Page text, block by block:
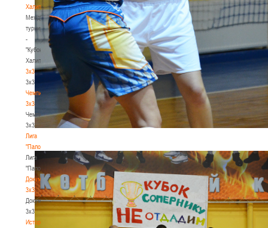
Халипского"
Международный
турнир
-
"Кубок
Халипского"
3x3
3x3
Чемпионат
3х3
Чемпионат
3х3
Лига
"Палова"
Лига
"Палова"
Документы
3х3
Документы
3х3
История